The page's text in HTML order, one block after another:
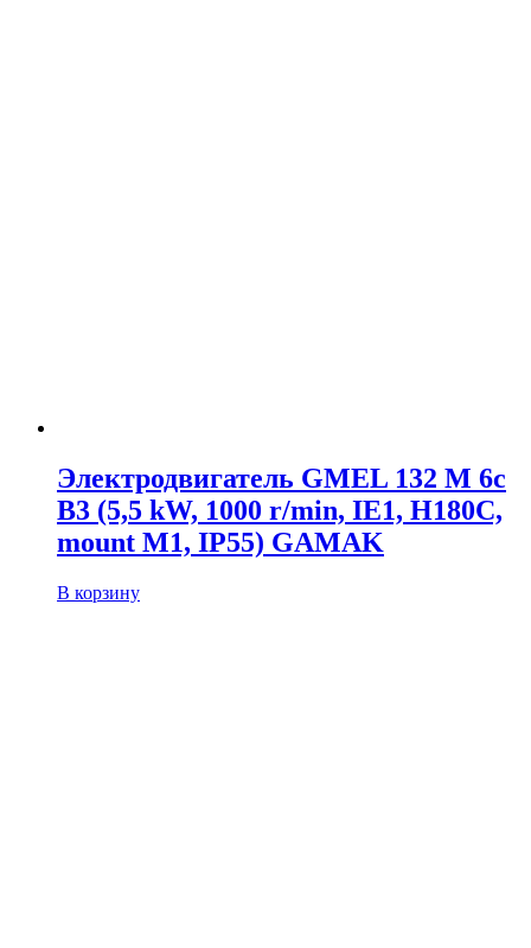
Электродвигатель GMEL 132 M 6c
B3 (5,5 kW, 1000 r/min, IE1, H180C,
mount M1, IP55) GAMAK
В корзину